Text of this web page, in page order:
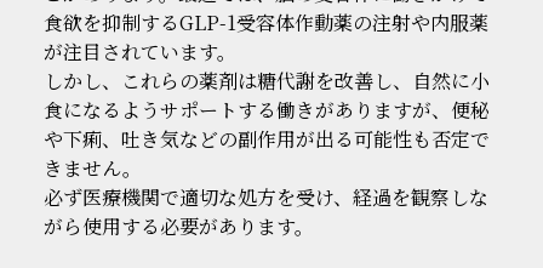
食欲を抑制するGLP-1受容体作動薬の注射や内服薬
が注目されています。
しかし、これらの薬剤は糖代謝を改善し、自然に小
食になるようサポートする働きがありますが、便秘
や下痢、吐き気などの副作用が出る可能性も否定で
きません。
必ず医療機関で適切な処方を受け、経過を観察しな
がら使用する必要があります。